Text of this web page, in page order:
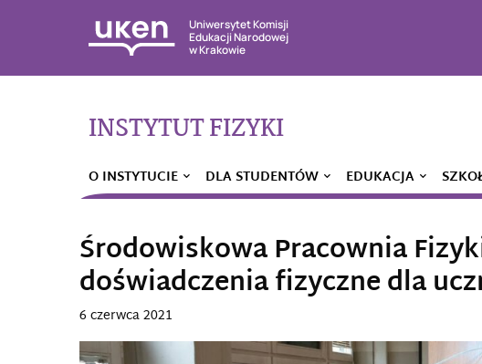
Uniwersytet Komisji
Edukacji Narodowej
w Krakowie
INSTYTUT FIZYKI
O INSTYTUCIE DLA STUDENTÓW EDUKACJA
Środowiskowa Pracownia
doświadczenia fizyczne dla
6 czerwca 2021